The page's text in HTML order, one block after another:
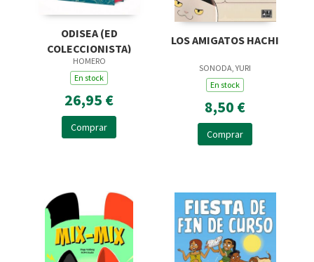
ODISEA (ED
COLECCIONISTA)
HOMERO
En stock
26,95 €
Comprar
LOS AMIGATOS HACHI
SONODA, YURI
En stock
8,50 €
Comprar